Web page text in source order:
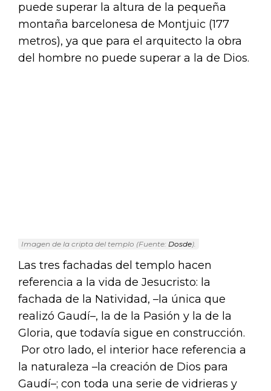
puede superar la altura de la pequeña
montaña barcelonesa de Montjuic (177
metros), ya que para el arquitecto la obra
del hombre no puede superar a la de Dios.
Imagen de la cripta del templo (Fuente: Dosde).
Las tres fachadas del templo hacen
referencia a la vida de Jesucristo: la
fachada de la Natividad, –la única que
realizó Gaudí–, la de la Pasión y la de la
Gloria, que todavía sigue en construcción.
Por otro lado, el interior hace referencia a
la naturaleza –la creación de Dios para
Gaudí–; con toda una serie de vidrieras y